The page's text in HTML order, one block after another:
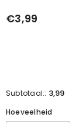
€3,99
Subtotaal:: 3,99
Hoeveelheid